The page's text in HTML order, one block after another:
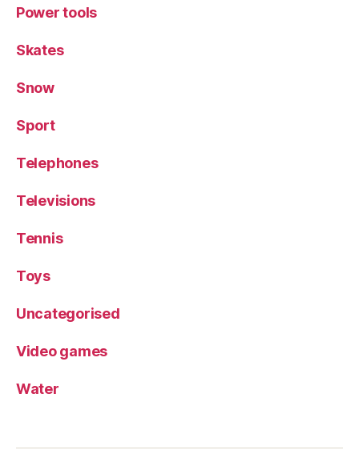
Power tools
Skates
Snow
Sport
Telephones
Televisions
Tennis
Toys
Uncategorised
Video games
Water